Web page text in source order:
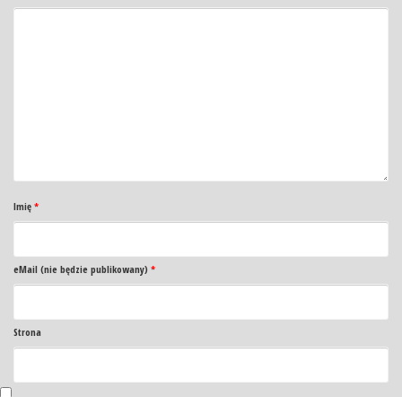
Imię *
eMail (nie będzie publikowany) *
Strona